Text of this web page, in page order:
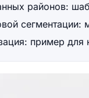
районов:
сегментации:
пример